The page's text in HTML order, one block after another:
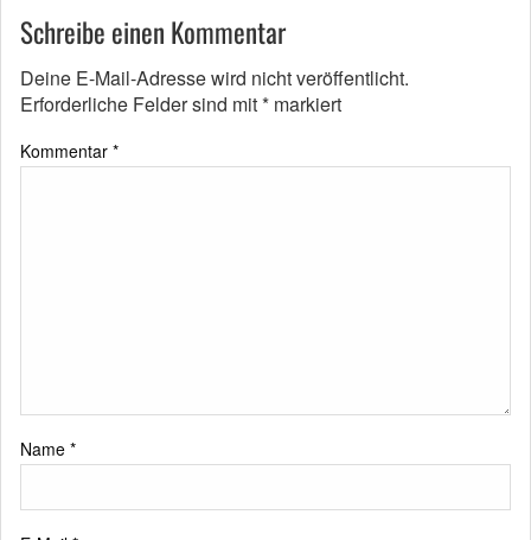
Schreibe einen Kommentar
Deine E-Mail-Adresse wird nicht veröffentlicht.
Erforderliche Felder sind mit* markiert
Kommentar *
Name *